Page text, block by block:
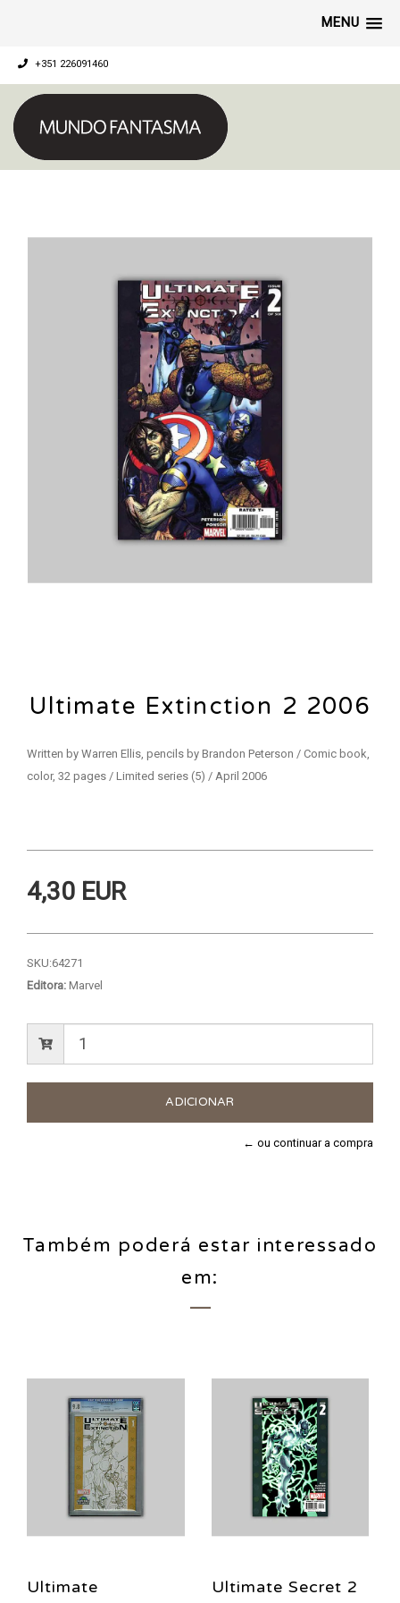
MENU
+351 226091460
Ultimate Extinction 2 2006
Written by Warren Ellis, pencils by Brandon Peterson / Comic book,
color, 32 pages / Limited series (5) / April 2006
4,30 EUR
SKU:64271
Editora: Marvel
← ou continuar a compra
Também poderá estar interessado
em:
Ultimate
Ultimate Secret 2